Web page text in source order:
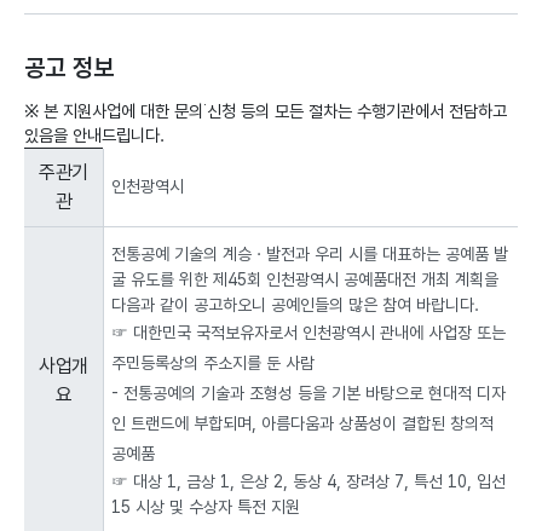
공고 정보
※ 본 지원사업에 대한 문의˙신청 등의 모든 절차는 수행기관에서 전담하고
있음을 안내드립니다.
보
주관기
관
인천광역시
사업개
요
전통공예 기술의 계승ㆍ발전과 우리 시를 대표하는 공예품 발
굴 유도를 위한 제45회 인천광역시 공예품대전 개최 계획을
다음과 같이 공고하오니 공예인들의 많은 참여 바랍니다.
☞ 대한민국 국적보유자로서 인천광역시 관내에 사업장 또는
주민등록상의 주소지를 둔 사람
- 전통공예의 기술과 조형성 등을 기본 바탕으로 현대적 디자
인 트랜드에 부합되며, 아름다움과 상품성이 결합된 창의적
공예품
☞ 대상 1, 금상 1, 은상 2, 동상 4, 장려상 7, 특선 10, 입선
15 시상 및 수상자 특전 지원